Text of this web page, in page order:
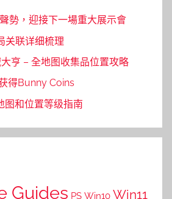
勢，迎接下一場重大展示會
关联详细梳理
亨 – 全地图收集品位置攻略
得Bunny Coins
图和位置等级指南
Guides PS Win10 Win11